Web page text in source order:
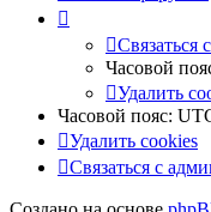
Связаться
Часовой
Удалить
Часовой пояс:
Удалить cookies
Связаться с